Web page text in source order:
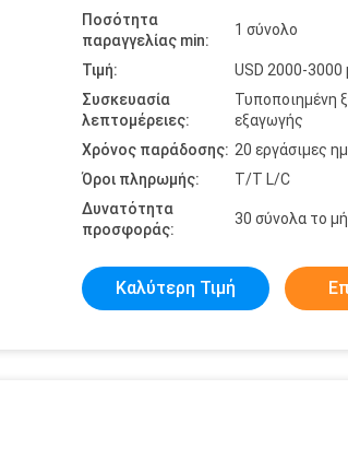
Ποσότητα
παραγγελίας min:
1 σύνολο
Τιμή:
USD 2000-3000
Συσκευασία
λεπτομέρειες:
Τυποποιημένη
εξαγωγής
Χρόνος παράδοσης: 20 εργάσιμες
Όροι πληρωμής:
T/T L/C
Δυνατότητα
προσφοράς:
30 σύνολα το
Καλύτερη Τιμή